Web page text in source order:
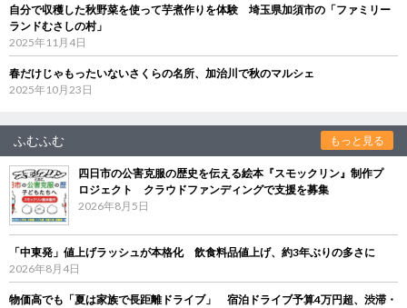
自分で収穫した秋野菜を使って芋煮作りを体験 埼玉県加須市の「ファミリー
ランドむさしの村」
2025年11月4日
春だけじゃもったいないさくらの名所、加治川で秋のマルシェ
2025年10月23日
ふむふむ もっと見る
四日市の公害克服の歴史を伝える絵本『スモックリン』制作プ
ロジェクト クラウドファンディングで支援を募集
2026年8月5日
「中東発」値上げラッシュが本格化 飲食料品値上げ、約3年ぶりの多さに
2026年8月4日
物価高でも「夏は家族で長距離ドライブ」 宿泊ドライブ予算4万円超、渋滞・